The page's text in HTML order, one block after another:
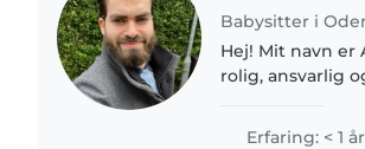
Babysitter i
Hej! Mit navn er
rolig, ansvarlig
og gør altid..
Erfaring: < 1 år